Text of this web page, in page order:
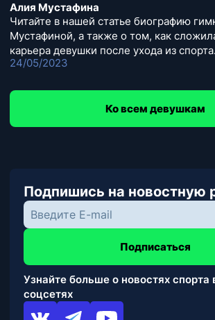
Алия Мустафина
Читайте в нашей статье биографию
Мустафиной, а также о том, как
карьера девушки после ухода из спорта.
24/05/2023
Ко всем девушкам
Подпишись на новостную
Подписаться
Узнайте больше о новостях спорта
соцсетях